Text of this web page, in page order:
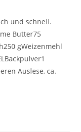
und schnell.
Butter75
gWeizenmehl
Auslese, ca.